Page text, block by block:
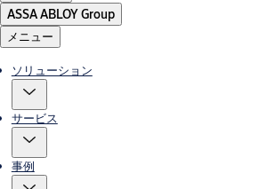
ASSA ABLOY Group
メニュー
ソリューション
サービス
事例